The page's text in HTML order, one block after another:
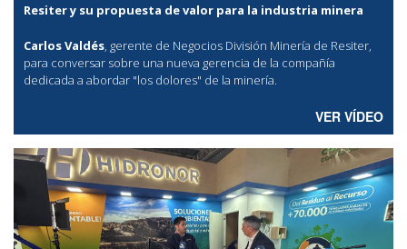
Resiter y su propuesta de valor para la industria minera
Carlos Valdés, gerente de Negocios División Minería de Resiter,
para conversar sobre una nueva gerencia de la compañía
dedicada a abordar "los dolores" de la minería.
VER VÍDEO